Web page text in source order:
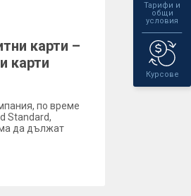
Тарифи и
общи
условия
Курсове
карти –
карти
по време
Standard,
да дължат